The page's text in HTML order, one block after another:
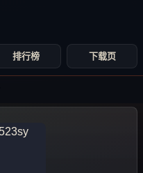
排行榜 下载页